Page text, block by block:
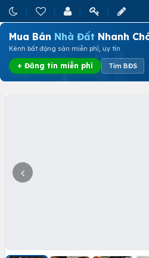
Mua Bán Nhà Đất Nhanh
Kênh bất động sản miễn phí, uy tín
+ Đăng tin miễn phí Tìm BĐS